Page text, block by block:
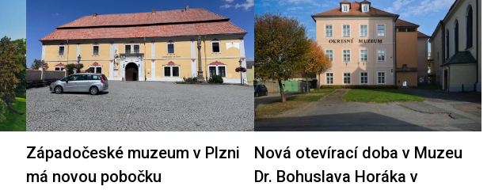
Západočeské muzeum v Plzni
má novou pobočku
Nová otevírací doba v Muzeu
Dr. Bohuslava Horáka v